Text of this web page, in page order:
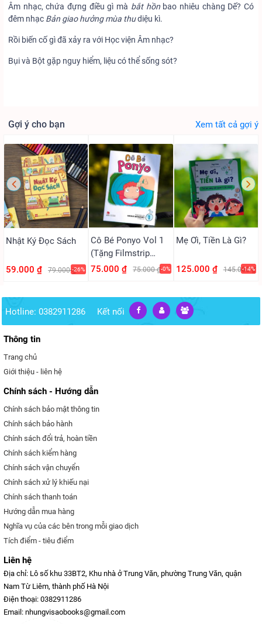
Âm nhạc, chứa đựng điều gì mà bắt hồnbao nhiêu chàng Dế? Có
đêm nhạc Bản giao hưởng mùa thudiệu kì.
Rồi biến cố gì đã xảy ra với Học viện Âm nhạc?
Bụi và Bột gặp nguy hiểm, liệu có thể sống sót?
Gợi ý cho bạn Xem tất cả gợi ý
Nhật Ký Đọc Sách
59.000 ₫ 79.000 ₫-26%
Cô Bé Ponyo Vol 1
(Tặng Filmstrip
PVC)
75.000 ₫ 75.000 ₫-0%
Mẹ Ơi, Tiền Là Gì?
125.000 ₫ 145.000 ₫
-14%
Hotline: 0382911286 Kết nối
Thông tin
Trang chủ
Giới thiệu - liên hệ
Chính sách - Hướng dẫn
Chính sách bảo mật thông tin
Chính sách bảo hành
Chính sách đổi trả, hoàn tiền
Chính sách kiểm hàng
Chính sách vận chuyển
Chính sách xử lý khiếu nại
Chính sách thanh toán
Hướng dẫn mua hàng
Nghĩa vụ của các bên trong mỗi giao dịch
Tích điểm - tiêu điểm
Liên hệ
Địa chỉ: Lô số khu 33BT2, Khu nhà ở Trung Văn, phường Trung Văn, quận
Nam Từ Liêm, thành phố Hà Nội
Điện thoại: 0382911286
Email: nhungvisaobooks@gmail.com